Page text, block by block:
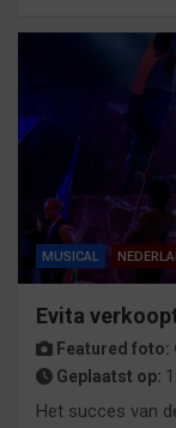
MUSICAL
Evita
Featured foto:
Geplaatst op:
Het succes van